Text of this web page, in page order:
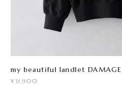
my beautiful landlet DAMAGE
¥31,900